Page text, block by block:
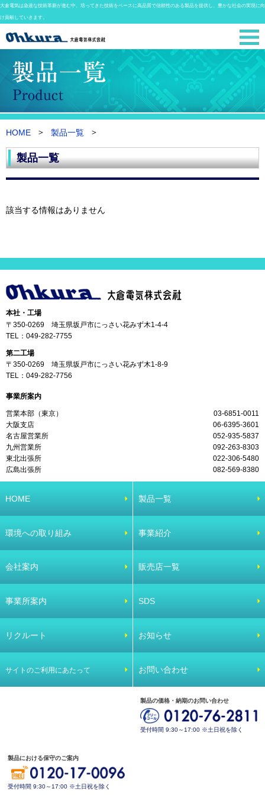
大倉電気は急速な技術革新が進む中、培ってきた技術をベースに高品質で信頼性のある製品を提供し、豊かな社会の実現に向
け貢献していきます。
HOME 製品一覧
製品一覧
該当する情報はありません
本社・工場
〒350-0269 埼玉県坂戸市にっさい花みず木1-4-4
TEL： 049-282-7755
第二工場
〒350-0269 埼玉県坂戸市にっさい花みず木1-8-9
TEL： 049-282-7756
事業所案内
営業本部（東京）
03-6851-0011
大阪支店
06-6395-3601
名古屋営業所
052-935-5837
九州営業所
092-263-8303
東北出張所
022-306-5480
広島出張所
082-569-8380
HOME 製品一覧
環境への取り組み 事業紹介
会社案内 販売店一覧
事業所案内 SDS
リクルート お知らせ
サイトのご利用にあたって お問い合わせ
製品の価格・納期のお問い合わせ
受付時間 9:30～17:00 ※土日祝を除く
製品における保守のご案内
受付時間 9:30～17:00 ※土日祝を除く